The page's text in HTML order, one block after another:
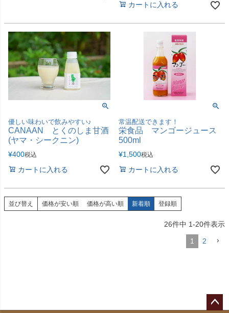
カートに入れる
優しい味わいで飲みやすい♪
CANAAN とくのしま甘酒
(ヤマ・シークニン)
¥400税込
カートに入れる
常温配送できます！
栄食品 マンゴージュース
500ml
¥1,500税込
カートに入れる
並び替え 価格が安い順 価格が高い順 新着順 登録順
26件中 1-20件表示
1 2